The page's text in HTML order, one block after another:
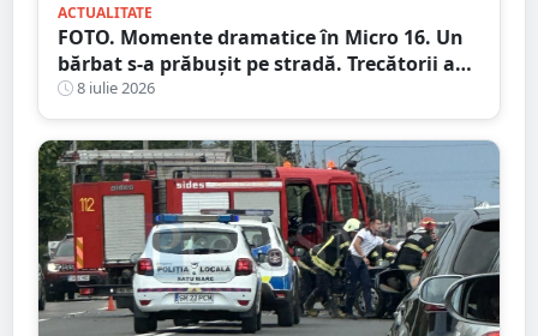
ACTUALITATE
FOTO. Momente dramatice în Micro 16. Un
bărbat s-a prăbușit pe stradă. Trecătorii au
intervenit imediat și i-au salvat viața
8 iulie 2026